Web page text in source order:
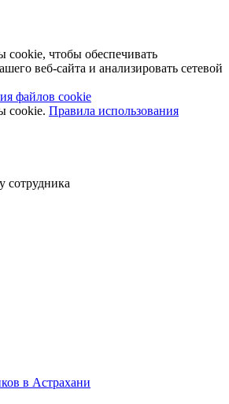
чтобы обеспечивать
веб-сайта и анализировать сетевой
файлов cookie
cookie. Правила использования
сотрудника
в Астрахани